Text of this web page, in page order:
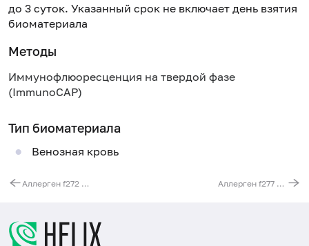
до 3 суток. Указанный срок не включает день взятия
биоматериала
Методы
Иммунофлюоресценция на твердой фазе
(ImmunoCAP)
Тип биоматериала
Венозная кровь
Аллерген f272 - эстрагон (тархун), IgE (ImmunoCAP) Аллерген f277 - укроп, IgE (ImmunoCAP)